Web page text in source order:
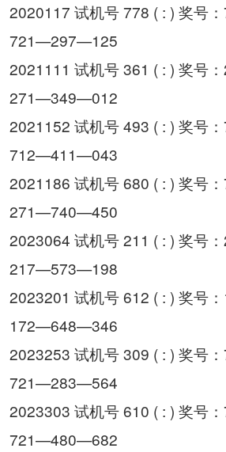
2020117 试机号 778 ( : ) 奖号
721—297—125
2021111 试机号 361 ( : ) 奖号
271—349—012
2021152 试机号 493 ( : ) 奖号
712—411—043
2021186 试机号 680 ( : ) 奖号
271—740—450
2023064 试机号 211 ( : ) 奖号
217—573—198
2023201 试机号 612 ( : ) 奖号
172—648—346
2023253 试机号 309 ( : ) 奖号
721—283—564
2023303 试机号 610 ( : ) 奖号
721—480—682